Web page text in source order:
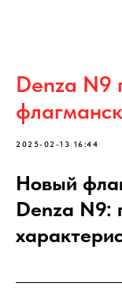
Denza N9
2025-02-13 16:44
Новый
Denza N9: